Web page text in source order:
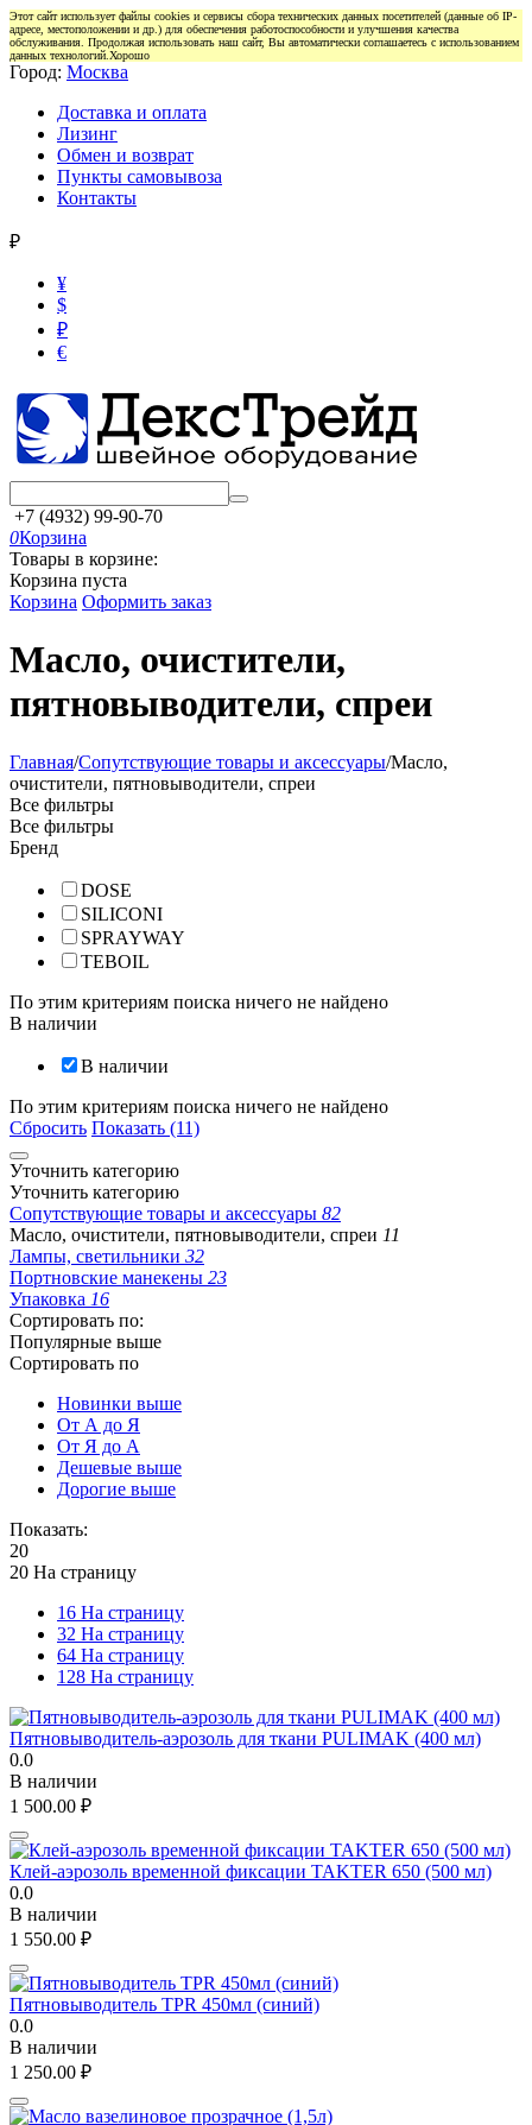
Этот сайт использует файлы cookies и сервисы сбора технических данных посетителей (данные об IP-
адресе, местоположении и др.) для обеспечения работоспособности и улучшения качества
обслуживания. Продолжая использовать наш сайт, Вы автоматически соглашаетесь с использованием
данных технологий. Хорошо
Город: Москва
Доставка и оплата
Лизинг
Обмен и возврат
Пункты самовывоза
Контакты
₽
¥
$
₽
€
+7 (4932) 99-90-70
0Корзина
Товары в корзине:
Корзина пуста
Корзина Оформить заказ
Масло, очистители,
пятновыводители, спреи
Главная/Сопутствующие товары и аксессуары/Масло,
очистители, пятновыводители, спреи
Все фильтры
Все фильтры
Бренд
DOSE
SILICONI
SPRAYWAY
TEBOIL
По этим критериям поиска ничего не найдено
В наличии
В наличии
По этим критериям поиска ничего не найдено
Сбросить Показать (11)
Уточнить категорию
Уточнить категорию
Сопутствующие товары и аксессуары 82
Масло, очистители, пятновыводители, спреи 11
Лампы, светильники 32
Портновские манекены 23
Упаковка 16
Сортировать по:
Популярные выше
Сортировать по
Новинки выше
От А до Я
От Я до А
Дешевые выше
Дорогие выше
Показать:
20
20 На страницу
16 На страницу
32 На страницу
64 На страницу
128 На страницу
Пятновыводитель-аэрозоль для ткани PULIMAK (400 мл)
0.0
В наличии
1 500.00 ₽
Клей-аэрозоль временной фиксации TAKTER 650 (500 мл)
0.0
В наличии
1 550.00 ₽
Пятновыводитель TPR 450мл (синий)
0.0
В наличии
1 250.00 ₽